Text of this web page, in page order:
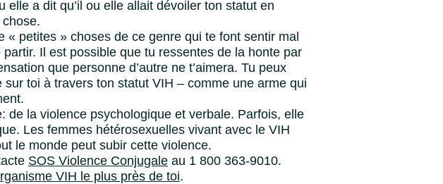
elle a dit qu’il ou elle allait dévoiler ton statut en
« petites » choses de ce genre qui te font sentir mal
Il est possible que tu ressentes de la honte par
que personne d’autre ne t’aimera. Tu peux
toi à travers ton statut VIH – comme une arme qui
de la violence psychologique et verbale. Parfois, elle
Les femmes hétérosexuelles vivant avec le VIH
le monde peut subir cette violence.
SOS Violence Conjugaleau 1 800 363-9010.
VIH le plus près de toi.